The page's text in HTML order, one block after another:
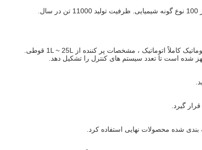
ظرفیت تولید 11000 تن در سال.